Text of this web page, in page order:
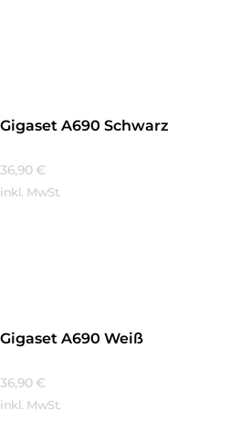
Gigaset A690 Schwarz
36,90 €
inkl. MwSt.
Gigaset A690 Weiß
36,90 €
inkl. MwSt.